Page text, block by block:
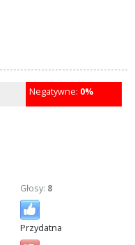
Negatywne: 0%
Głosy: 8
Przydatna